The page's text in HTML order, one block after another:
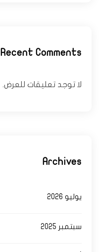
Recent Comments
لا توجد تعليقات للعرض.
Archives
يوليو 2026
سبتمبر 2025